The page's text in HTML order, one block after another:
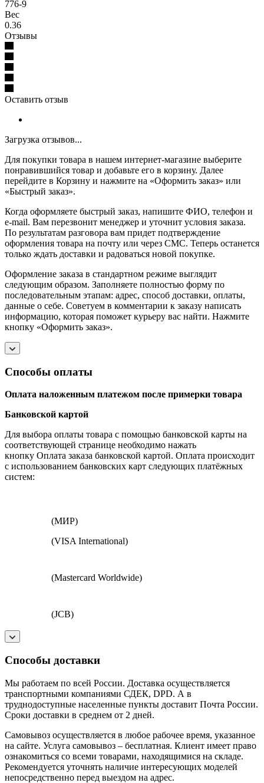
776-9
Вес
0.36
Отзывы
Оставить отзыв
Загрузка отзывов...
Для покупки товара в нашем интернет-магазине выберите
понравившийся товар и добавьте его в корзину. Далее
перейдите в Корзину и нажмите на «Оформить заказ» или
«Быстрый заказ».
Когда оформляете быстрый заказ, напишите ФИО, телефон и
e-mail. Вам перезвонит менеджер и уточнит условия заказа.
По результатам разговора вам придет подтверждение
оформления товара на почту или через СМС. Теперь останется
только ждать доставки и радоваться новой покупке.
Оформление заказа в стандартном режиме выглядит
следующим образом. Заполняете полностью форму по
последовательным этапам: адрес, способ доставки, оплаты,
данные о себе. Советуем в комментарии к заказу написать
информацию, которая поможет курьеру вас найти. Нажмите
кнопку «Оформить заказ».
Способы оплаты
Оплата наложенным платежом после примерки товара
Банковской картой
Для выбора оплаты товара с помощью банковской карты на
соответствующей странице необходимо нажать
кнопку Оплата заказа банковской картой. Оплата происходит
с использованием банковских карт следующих платёжных
систем:
(МИР)
(VISA International)
(Mastercard Worldwide)
(JCB)
Способы доставки
Мы работаем по всей России. Доставка осуществляется
транспортными компаниями СДЕК, DPD. А в
труднодоступные населенные пункты доставит Почта России.
Сроки доставки в среднем от 2 дней.
Самовывоз осуществляется в любое рабочее время, указанное
на сайте. Услуга самовывоз – бесплатная. Клиент имеет право
ознакомиться со всеми товарами, находящимися на складе.
Рекомендуется уточнять наличие интересующих моделей
непосредственно перед выездом на адрес.